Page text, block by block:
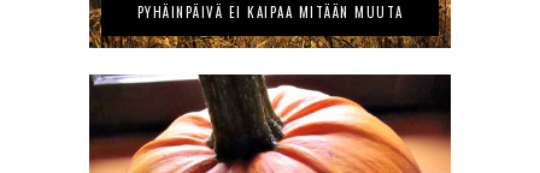
PYHÄINPÄIVÄ EI KAIPAA MITÄÄN MUUTA